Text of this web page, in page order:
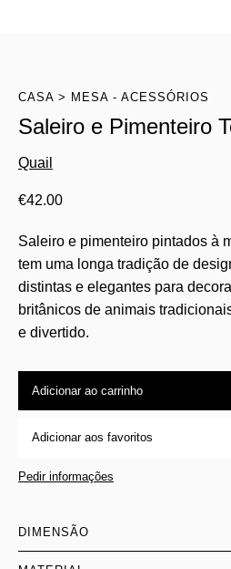
CASA MESA - ACESSÓRIOS
Saleiro e Pimenteiro
Quail
€42.00
Saleiro e pimenteiro pintados à
tem uma longa tradição de
distintas e elegantes para
britânicos de animais
e divertido.
Adicionar ao carrinho
Adicionar aos favoritos
Pedir informações
DIMENSÃO